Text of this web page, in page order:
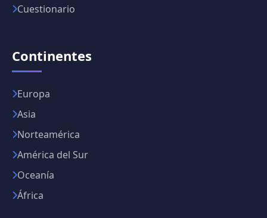
Cuestionario
Continentes
Europa
Asia
Norteamérica
América del Sur
Oceanía
África